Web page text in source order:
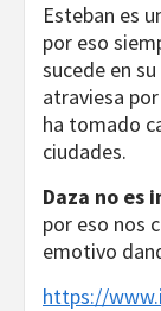
Esteban es
por eso
sucede en
atraviesa
ha tomado
ciudades.
Daza no es
por eso nos
emotivo
https://